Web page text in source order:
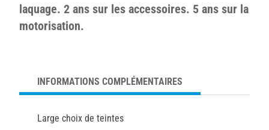
laquage. 2 ans sur les accessoires. 5 ans sur la
motorisation.
INFORMATIONS COMPLÉMENTAIRES
Large choix de teintes